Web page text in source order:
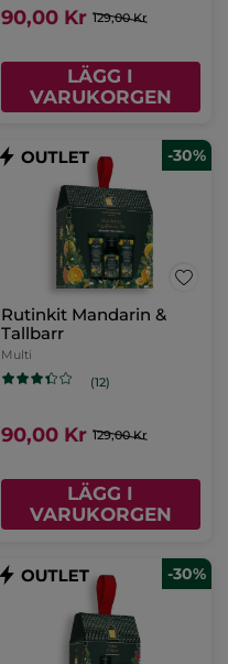
90,00 Kr 129,00 Kr
LÄGG I
VARUKORGEN
-30%
Rutinkit Mandarin &
Tallbarr
Multi
(12)
90,00 Kr 129,00 Kr
LÄGG I
VARUKORGEN
-30%